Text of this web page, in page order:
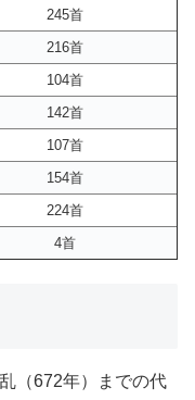
245首
216首
104首
142首
107首
154首
224首
4首
（672年）までの代